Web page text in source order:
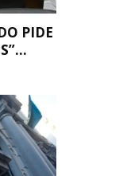
PIDE